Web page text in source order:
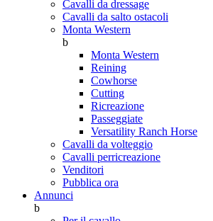
Cavalli da dressage
Cavalli da salto ostacoli
Monta Western
b
Monta Western
Reining
Cowhorse
Cutting
Ricreazione
Passeggiate
Versatility Ranch Horse
Cavalli da volteggio
Cavalli perricreazione
Venditori
Pubblica ora
Annunci
b